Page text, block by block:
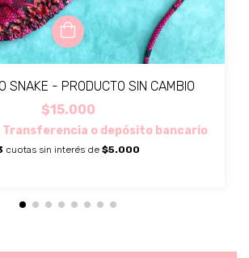
SNAKE - PRODUCTO SIN CAMBIO
$15.000
Transferencia o depósito bancario
cuotas sin interés de $5.000